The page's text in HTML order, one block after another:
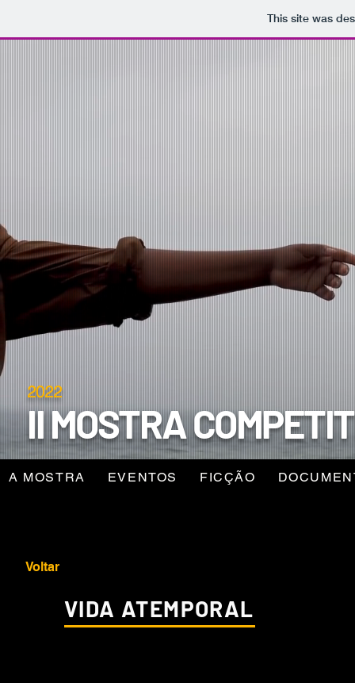
This site was
2022
II MOSTRA
Voltar
VIDA ATEMPORAL
A MOSTRA EVENTOS FICÇÃO